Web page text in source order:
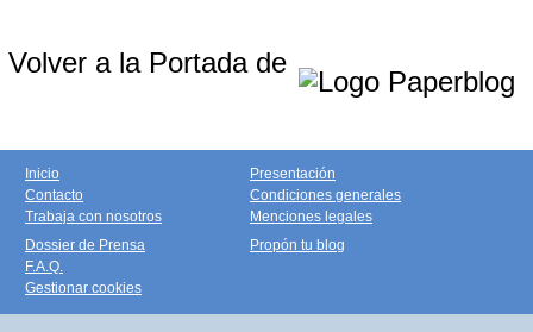
Volver a la Portada de
Inicio
Contacto
Trabaja con nosotros
Presentación
Condiciones generales
Menciones legales
Dossier de Prensa
F.A.Q.
Gestionar cookies
Propón tu blog